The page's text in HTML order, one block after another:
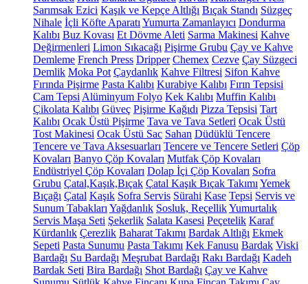
Sarımsak Ezici Kaşık ve Kepçe Altlığı Bıçak Standı Süzgeç
Nihale İçli Köfte Aparatı Yumurta Zamanlayıcı Dondurma
Kalıbı Buz Kovası Et Dövme Aleti Sarma Makinesi Kahve
Değirmenleri Limon Sıkacağı Pişirme Grubu Çay ve Kahve
Demleme French Press Dripper Chemex Cezve Çay Süzgeci
Demlik Moka Pot Çaydanlık Kahve Filtresi Sifon Kahve
Fırında Pişirme Pasta Kalıbı Kurabiye Kalıbı Fırın Tepsisi
Cam Tepsi Alüminyum Folyo Kek Kalıbı Muffin Kalıbı
Çikolata Kalıbı Güveç Pişirme Kağıdı Pizza Tepsisi Tart
Kalıbı Ocak Üstü Pişirme Tava ve Tava Setleri Ocak Üstü
Tost Makinesi Ocak Üstü Sac Sahan Düdüklü Tencere
Tencere ve Tava Aksesuarları Tencere ve Tencere Setleri Çöp
Kovaları Banyo Çöp Kovaları Mutfak Çöp Kovaları
Endüstriyel Çöp Kovaları Dolap İçi Çöp Kovaları Sofra
Grubu Çatal,Kaşık,Bıçak Çatal Kaşık Bıçak Takımı Yemek
Bıçağı Çatal Kaşık Sofra Servis Sürahi Kase Tepsi Servis ve
Sunum Tabakları Yağdanlık Sosluk, ReçellikYumurtalık
Servis Maşa Seti Şekerlik Salata Kasesi Peçetelik Karaf
Kürdanlık Çerezlik Baharat Takımı Bardak Altlığı Ekmek
Sepeti Pasta Sunumu Pasta Takımı Kek Fanusu Bardak Viski
Bardağı Su Bardağı Meşrubat Bardağı Rakı Bardağı Kadeh
Bardak Seti Bira Bardağı Shot Bardağı Çay ve Kahve